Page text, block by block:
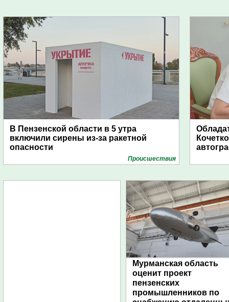
В Пензенской области в 5 утра
включили сирены из-за ракетной
опасности
Проиcшествия
Мурманская область
оценит проект
пензенских
промышленников по